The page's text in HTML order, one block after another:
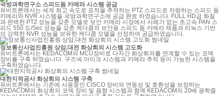
국방과학연구소 스피드돔 카메라 시스템 공급
유비트론에서는 세계 최고 속도로 표적을 추적하는 PTZ 스피드로 자랑하는 스피드 돔
카메라와 NVR 시스템을 국방과학연구소에 공급 완료 하였습니다. FULL HD급 화질
과 완벽한 PTZ 성능을 갖춘 모델로 보안 카메라 시장에서 사례가 없는 초고속 PAN 스
피드 550 도/Sec 성능을 갖춘 케다콤의 보안용 스피드 돔 카메라 제품과 리눅스 기반
의 강력한 NVR 성능을 보유한 케다콤 모델을 선정하여 공급하였습니다.
정보통신사업진흥원 상암,대전 화상회의 시스템 고도화
유비트론에서는 KEDACOM의 MCU장비로 다자간 화상회의를 연계할 수 있는 코덱
장비를 구축 하였습니다. 구즈넥 마이크 시스템과 카메라 추적 등이 가능한 시스템을
구축하였습니다.
대한지적공사 화상회의 시스템 구축
유비트론에서는 기존에 사용중인 CISCO 장비와 연동성 및 호환성을 보장하는
KEDACOM의 화상회의 코덱 장비 및 음향 시스템과 함께 KEDACOM의 20배 광학줌